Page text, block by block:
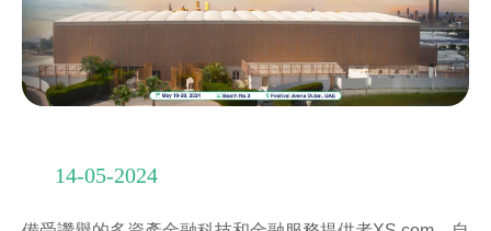
14-05-2024